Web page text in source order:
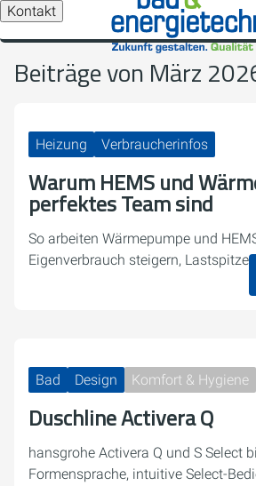
Kontakt
Beiträge von März
Heizung Verbraucherinfos
Warum HEMS und
perfektes Team sind
So arbeiten Wärmepumpe und
Eigenverbrauch steigern,
Bad Design Komfort & Hygiene
Duschline Activera Q
hansgrohe Activera Q und S Select
Formensprache, intuitive Select-